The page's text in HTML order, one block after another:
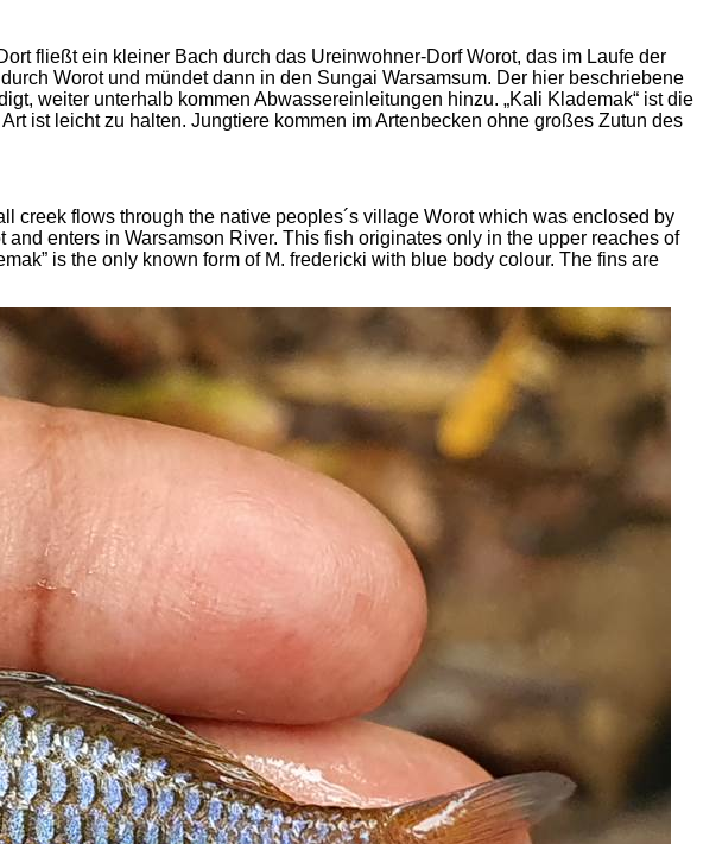
fließt ein kleiner Bach durch das Ureinwohner-DorfWorot, das im Laufe der
Worotund mündet dann in den Sungai Warsamsum. Der hier beschriebene
weiter unterhalb kommen Abwassereinleitungen hinzu. „Kali Klademak“ ist die
ist leicht zu halten. Jungtiere kommen im Artenbecken ohne großes Zutun des
creek flows through the native peoples´s village Worotwhich was enclosed by
and enters in Warsamson River. This fish originates only in the upper reaches of
” is the only known form of M. fredericki with blue body colour. The fins are